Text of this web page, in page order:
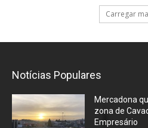
Carregar
Notícias Populares
Mercadona
zona de
Empresário